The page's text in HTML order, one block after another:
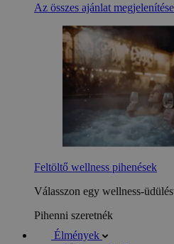
Az összes ajánlat megjelenítése
Feltöltő wellness pihenések
Válasszon egy wellness-
Pihenni szeretnék
Élmények